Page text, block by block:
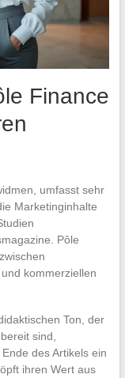
Finance
umfasst sehr
Marketinginhalte
Pôle
kommerziellen
Ton, der
sind,
des Artikels ein
ihren Wert aus